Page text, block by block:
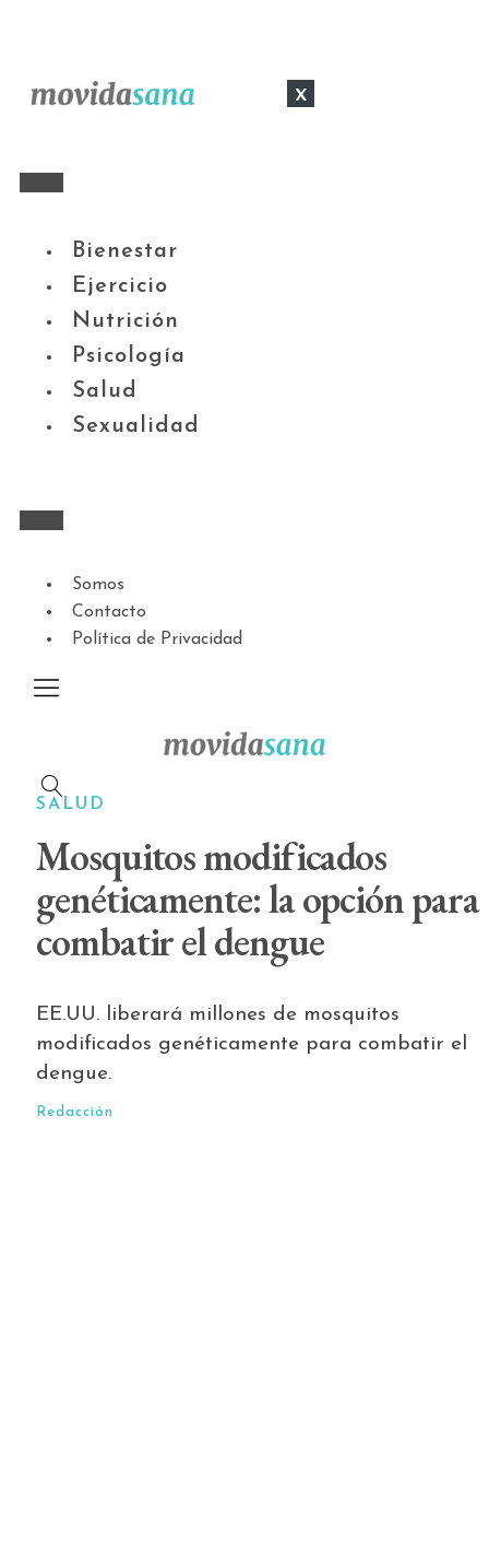
x
Bienestar
Ejercicio
Nutrición
Psicología
Salud
Sexualidad
Somos
Contacto
Política de Privacidad
SALUD
Mosquitos modificados
genéticamente: la opción para
combatir el dengue
EE.UU. liberará millones de mosquitos
modificados genéticamente para combatir el
dengue.
Redacción